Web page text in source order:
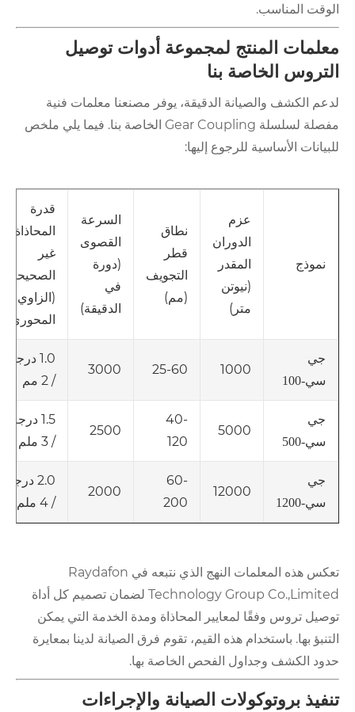
الوقت المناسب.
معلمات المنتج لمجموعة أدوات توصيل
التروس الخاصة بنا
لدعم الكشف والصيانة الدقيقة، يوفر مصنعنا معلمات فنية
مفصلة لسلسلة Gear Coupling الخاصة بنا. فيما يلي ملخص
للبيانات الأساسية للرجوع إليها:
نموذج
عزم
الدوران
المقدر
(نيوتن
متر)
نطاق
قطر
التجويف
(مم)
السرعة
القصوى
(دورة
في
الدقيقة)
قدرة
المحاذاة
غير
الصحيحة
(الزاوي /
المحوري)
جي
سي-100
1000
25-60
3000
1.0 درجة
/ 2 مم
جي
سي-500
5000
40-
120
2500
1.5 درجة
/ 3 ملم
جي
سي-1200
12000
60-
200
2000
2.0 درجة
/ 4 ملم
تعكس هذه المعلمات النهج الذي نتبعه في Raydafon
Technology Group Co.,Limited لضمان تصميم كل أداة
توصيل تروس وفقًا لمعايير المحاذاة ومدة الخدمة التي يمكن
التنبؤ بها. باستخدام هذه القيم، تقوم فرق الصيانة لدينا بمعايرة
حدود الكشف وجداول الفحص الخاصة بها.
تنفيذ بروتوكولات الصيانة والإجراءات